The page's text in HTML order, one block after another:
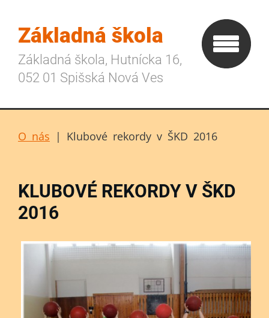
Základná škola
Základná škola, Hutnícka 16,
052 01 Spišská Nová Ves
O nás | Klubové rekordy v ŠKD 2016
KLUBOVÉ REKORDY V ŠKD
2016